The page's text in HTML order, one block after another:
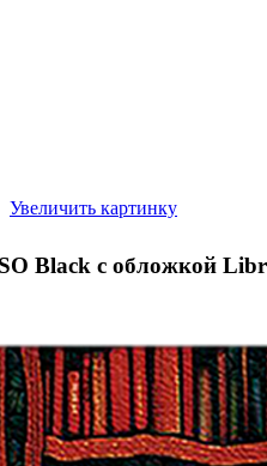
Увеличить картинку
Black с обложкой